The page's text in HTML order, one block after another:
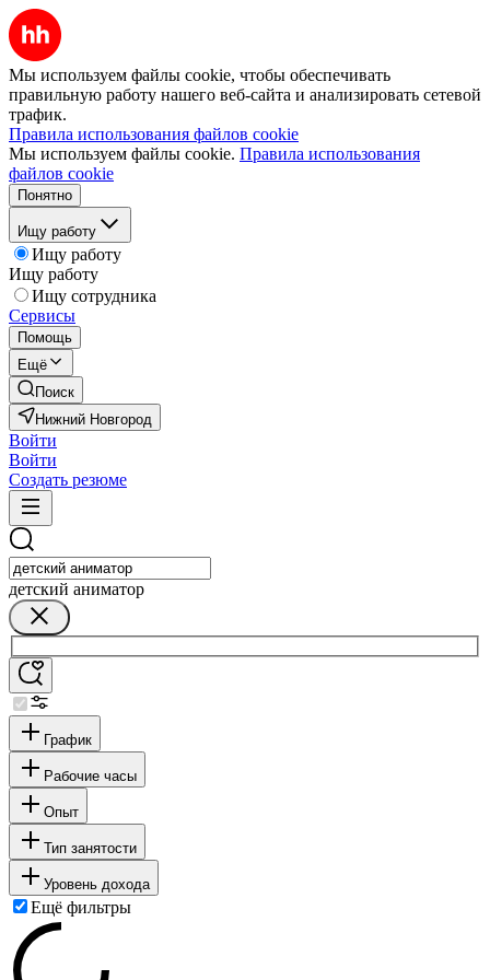
Мы используем файлы cookie, чтобы обеспечивать
правильную работу нашего веб-сайта и анализировать сетевой
трафик.
Правила использования файлов cookie
Мы используем файлы cookie. Правила использования
файлов cookie
Понятно
Ищу работу
Ищу работу
Ищу работу
Ищу сотрудника
Сервисы
Помощь
Ещё
Поиск
Нижний Новгород
Войти
Войти
Создать резюме
детский аниматор
График
Рабочие часы
Опыт
Тип занятости
Уровень дохода
Ещё фильтры